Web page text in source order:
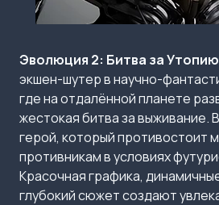
Эволюция 2: Битва за Утопию
экшен-шутер в научно-
где на отдалённой планете
жестокая битва за выживание.
герой, который противостоит
противникам в условиях
Красочная графика,
глубокий сюжет создают